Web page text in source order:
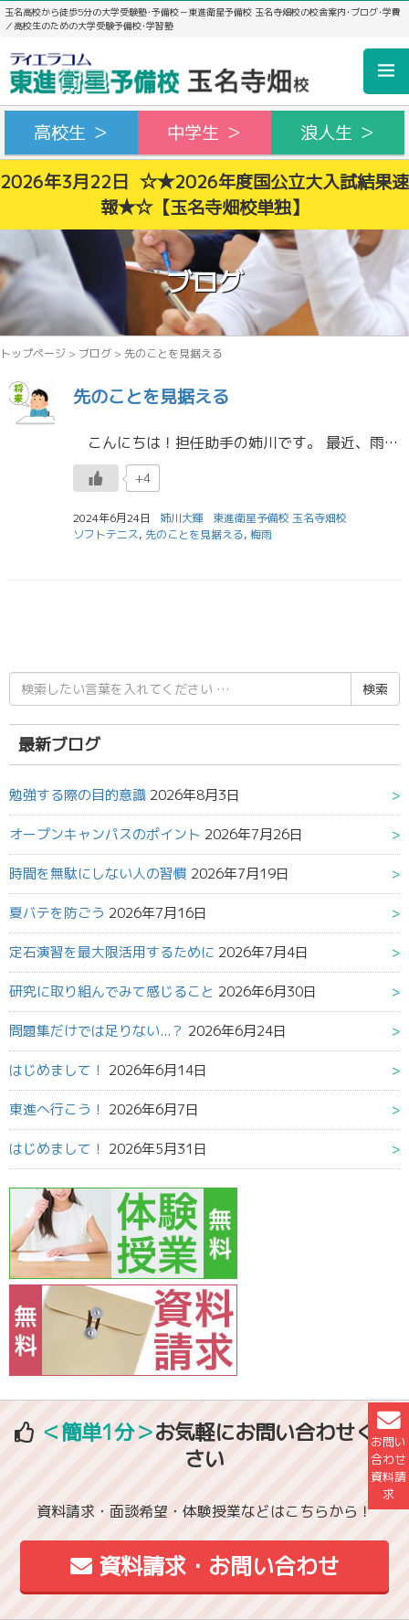
玉名高校から徒歩5分の大学受験塾･予備校－東進衛星予備校 玉名寺畑校の校舎案内･ブログ･学費
／高校生のための大学受験予備校･学習塾
高校生 ＞ 中学生 ＞ 浪人生 ＞
お問い
合わせ
資料請
求
2026年3月22日 ☆★2026年度国公立大入試結果速
報★☆【玉名寺畑校単独】
ブログ
トップページ > ブログ > 先のことを見据える
先のことを見据える
こんにちは！担任助手の姉川です。 最近、雨の日が続いておりますがいかがお過ごしでしょうか。 雨の日になると、気持ちがどんよりしたり体調を崩したりしやすいので、適度に休息をとりながら頑張っていきましょう！ 私は大学にバイ […]
+4
2024年6月24日 姉川大輝
東進衛星予備校 玉名寺畑校
ソフトテニス, 先のことを見据える, 梅雨
検
索
結
果:
最新ブログ
勉強する際の目的意識 2026年8月3日
オープンキャンパスのポイント 2026年7月26日
時間を無駄にしない人の習慣 2026年7月19日
夏バテを防ごう 2026年7月16日
定石演習を最大限活用するために 2026年7月4日
研究に取り組んでみて感じること 2026年6月30日
問題集だけでは足りない...？ 2026年6月24日
はじめまして！ 2026年6月14日
東進へ行こう！ 2026年6月7日
はじめまして！ 2026年5月31日
＜簡単1分＞お気軽にお問い合わせくだ
さい
資料請求・面談希望・体験授業などはこちらから！
資料請求・お問い合わせ